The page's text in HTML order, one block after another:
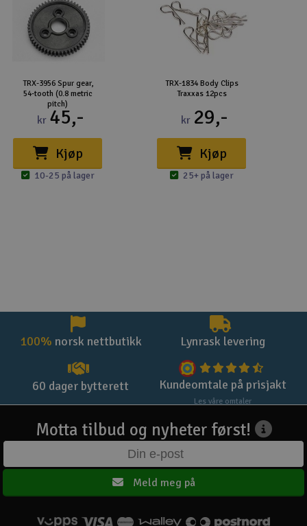
TRX-3956 Spur gear,
54-tooth (0.8 metric
pitch)
kr 45,-
Kjøp
10-25 på lager
TRX-1834 Body Clips
Traxxas 12pcs
kr 29,-
Kjøp
25+ på lager
100% norsk nettbutikk Lynrask levering
60 dager bytterett Kundeomtale på prisjakt
Les våre omtaler
Motta tilbud og nyheter først!
Meld meg på